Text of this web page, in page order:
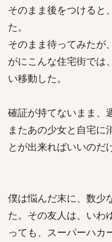
そのまま後をつけると
た。
そのまま待ってみたが
がにこんな住宅街では
い移動した。
確証が持てないまま、
またあの少女と自宅に
とが出来ればいいのだ
僕は悩んだ末に、数少
た。その友人は、いわ
っても、スーパーハカ